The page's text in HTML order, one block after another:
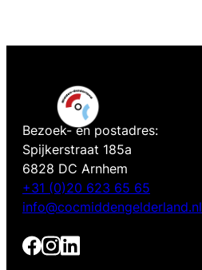
Bezoek- en postadres:
Spijkerstraat 185a
6828 DC Arnhem
+31 (0)20 623 65 65
info@cocmiddengelderland.nl